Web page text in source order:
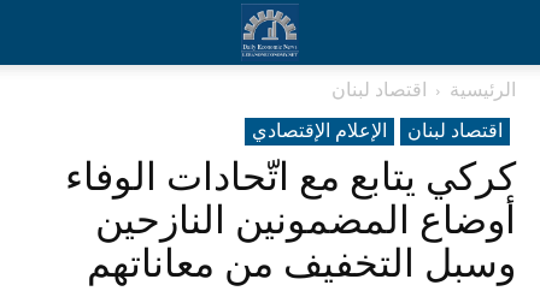
الرئيسية
اقتصاد لبنان
اقتصاد لبنان
الإعلام الإقتصادي
كركي يتابع مع اتّحادات الوفاء
أوضاع المضمونين النازحين
وسبل التخفيف من معاناتهم